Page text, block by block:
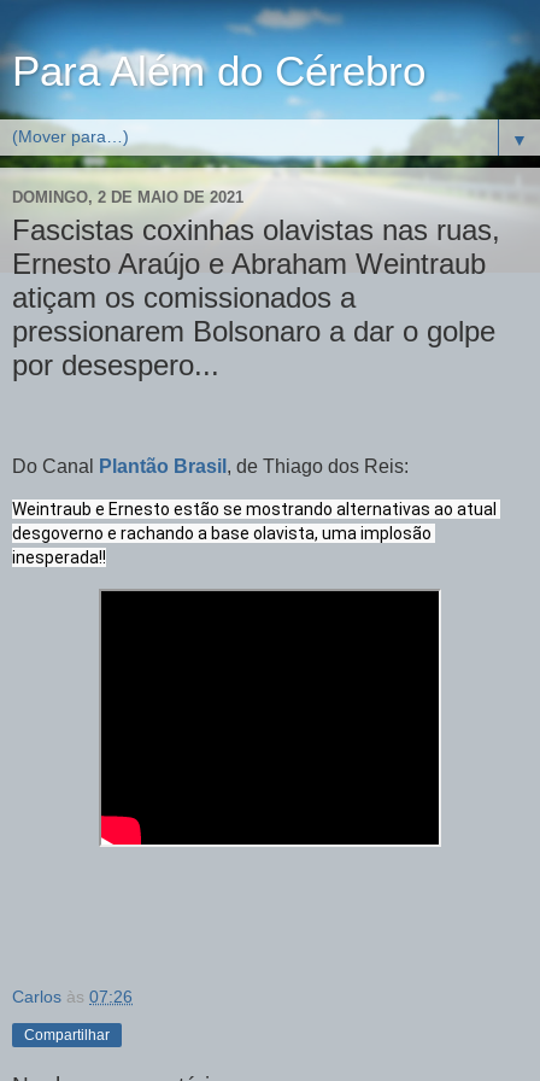
Para Além do Cérebro
▼
DOMINGO, 2 DE MAIO DE 2021
Fascistas coxinhas olavistas nas ruas,
Ernesto Araújo e Abraham Weintraub
atiçam os comissionados a
pressionarem Bolsonaro a dar o golpe
por desespero...
Do Canal Plantão Brasil , de Thiago dos Reis:
Weintraub e Ernesto estão se mostrando alternativas ao atual
desgoverno e rachando a base olavista, uma implosão
inesperada!!
Carlos às 07:26
Compartilhar